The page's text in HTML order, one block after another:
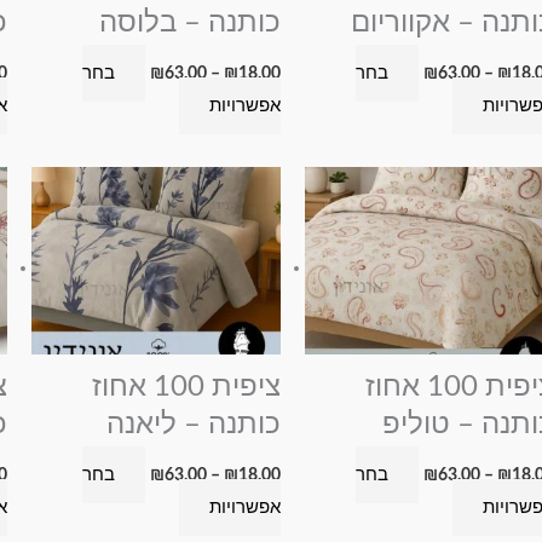
– אקווריום
₪
–
₪63.00
בחר
האפשרויות
בעמוד
כותנה – בלוסה
₪18.00
–
₪63.00
בחר
אפשרויות
בעמוד
ציפית 100 אחוז
– טוליפ
₪
–
₪63.00
טווח
מחירים:
⁦₪18.00⁩
עד
בחר
למוצר
זה
יש
מספר
סוגים.
ניתן
לבחור
בעמוד
ציפית 100 אחוז
כותנה – ליאנה
₪18.00
–
₪63.00
טווח
מחירים:
⁦₪18.00⁩
עד
⁦₪63.00⁩
בחר
אפשרויות
למוצר
זה
יש
מספר
סוגים.
ניתן
לבחור
את
בעמוד